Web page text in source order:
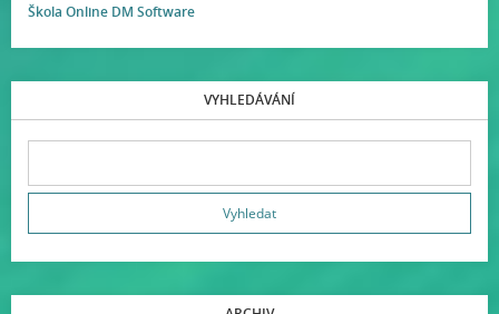
Škola Online DM Software
VYHLEDÁVÁNÍ